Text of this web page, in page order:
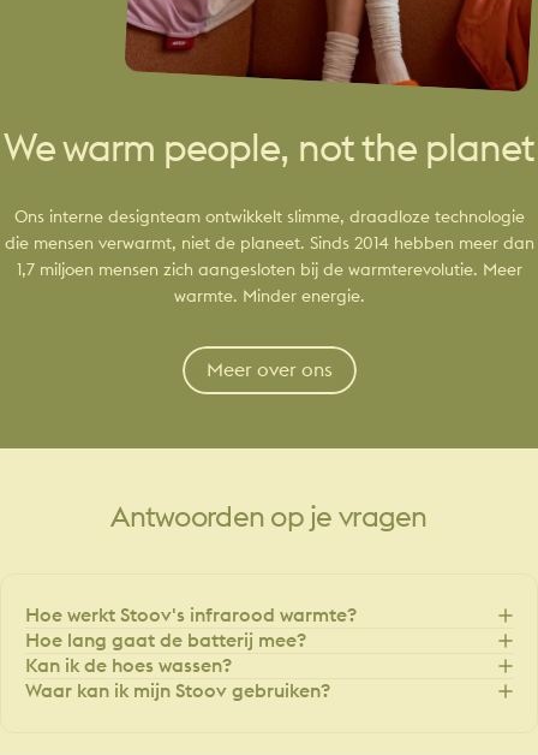
We warm people, not the planet
Ons interne designteam ontwikkelt slimme, draadloze technologie
die mensen verwarmt, niet de planeet. Sinds 2014 hebben meer dan
1,7 miljoen mensen zich aangesloten bij de warmterevolutie. Meer
warmte. Minder energie.
Meer over ons
Antwoorden op je vragen
Hoe werkt Stoov's infrarood warmte?
Hoe lang gaat de batterij mee?
Kan ik de hoes wassen?
Waar kan ik mijn Stoov gebruiken?